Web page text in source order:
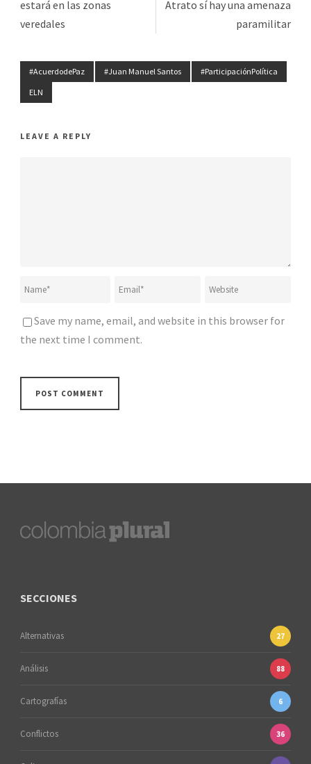
estará en las zonas
veredales
Atrato sí hay una amenaza
paramilitar
#AcuerdodePaz #Juan Manuel Santos
#ParticipaciónPolítica
ELN
LEAVE A REPLY
Save my name, email, and website in this browser for
the next time I comment.
SECCIONES
Alternativas 27
Análisis 88
Cartografías 6
Conflictos 36